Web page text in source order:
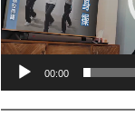
器
00:00